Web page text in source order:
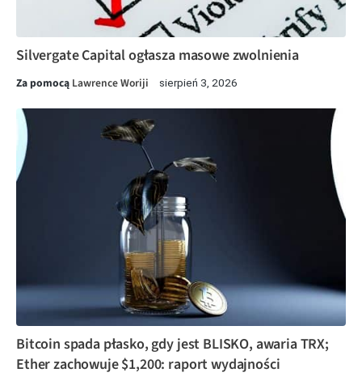
Silvergate Capital ogłasza masowe zwolnienia
Za pomocą Lawrence Woriji sierpień 3, 2026
Bitcoin spada płasko, gdy jest BLISKO, awaria TRX;
Ether zachowuje $1,200: raport wydajności